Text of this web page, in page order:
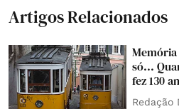
Artigos Relacionados
só...
fez 130
Redação